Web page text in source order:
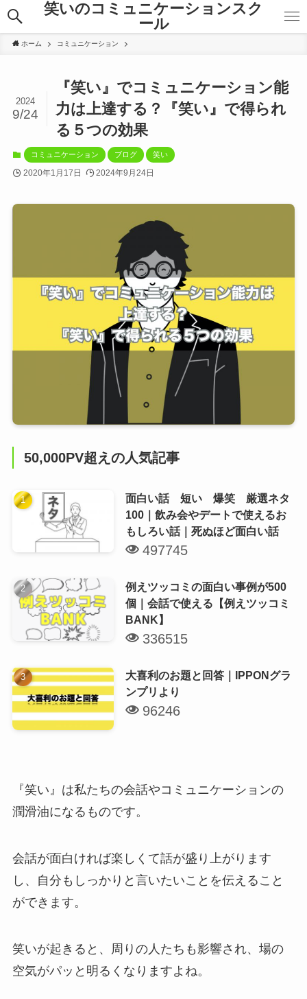
笑いのコミュニケーションスク
ール
ホーム コミュニケーション
『笑い』でコミュニケーション能
力は上達する？『笑い』で得られ
る５つの効果
2024
9/24
コミュニケーション ブログ 笑い
2020年1月17日 2024年9月24日
50,000PV超えの人気記事
面白い話 短い 爆笑 厳選ネタ
100｜飲み会やデートで使えるお
もしろい話｜死ぬほど面白い話
497745
例えツッコミの面白い事例が500
個｜会話で使える【例えツッコミ
BANK】
336515
大喜利のお題と回答｜IPPONグラ
ンプリより
96246
『笑い』は私たちの会話やコミュニケーションの
潤滑油になるものです。
会話が面白ければ楽しくて話が盛り上がります
し、自分もしっかりと言いたいことを伝えること
ができます。
笑いが起きると、周りの人たちも影響され、場の
空気がパッと明るくなりますよね。